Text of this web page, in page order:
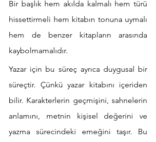
Bir başlık hem akılda kalmalı hem türü
hissettirmeli hem kitabın tonuna uymalı
hem de benzer kitapların arasında
kaybolmamalıdır.
Yazar için bu süreç ayrıca duygusal bir
süreçtir. Çünkü yazar kitabını içeriden
bilir. Karakterlerin geçmişini, sahnelerin
anlamını, metnin kişisel değerini ve
yazma sürecindeki emeğini taşır. Bu